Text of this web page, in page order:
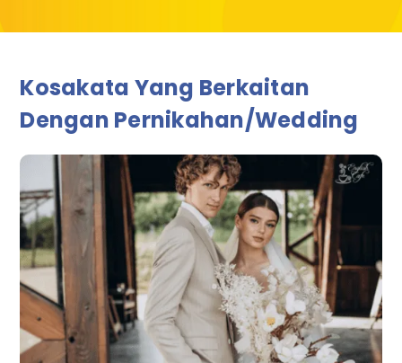
Kosakata Yang Berkaitan
Dengan Pernikahan/Wedding